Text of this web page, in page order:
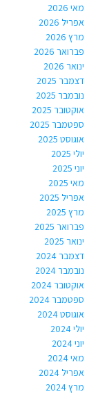
מאי 2026
אפריל 2026
מרץ 2026
פברואר 2026
ינואר 2026
דצמבר 2025
נובמבר 2025
אוקטובר 2025
ספטמבר 2025
אוגוסט 2025
יולי 2025
יוני 2025
מאי 2025
אפריל 2025
מרץ 2025
פברואר 2025
ינואר 2025
דצמבר 2024
נובמבר 2024
אוקטובר 2024
ספטמבר 2024
אוגוסט 2024
יולי 2024
יוני 2024
מאי 2024
אפריל 2024
מרץ 2024